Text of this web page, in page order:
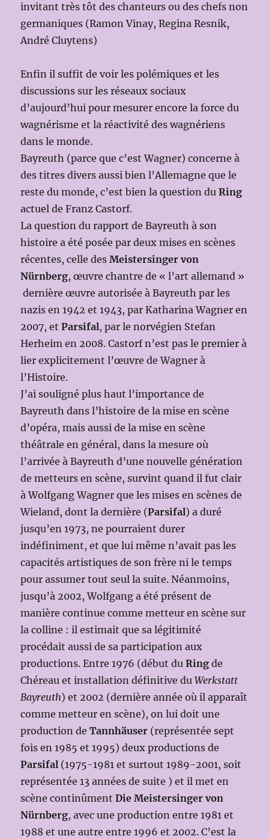
invitant très tôt des chanteurs ou des chefs non
germaniques (Ramon Vinay, Regina Resnik,
André Cluytens)
Enfin il suffit de voir les polémiques et les
discussions sur les réseaux sociaux
d’aujourd’hui pour mesurer encore la force du
wagnérisme et la réactivité des wagnériens
dans le monde.
Bayreuth (parce que c’est Wagner) concerne à
des titres divers aussi bien l’Allemagne que le
reste du monde, c’est bien la question duRing
actuel de Franz Castorf.
La question du rapport de Bayreuth à son
histoire a été posée par deux mises en scènes
récentes, celle desMeistersinger von
Nürnberg, œuvre chantre de « l’art allemand »
dernière œuvre autorisée à Bayreuth par les
nazis en 1942 et 1943, par Katharina Wagner en
2007, etParsifal, par le norvégien Stefan
Herheim en 2008. Castorf n’est pas le premier à
lier explicitement l’œuvre de Wagner à
l’Histoire.
J’ai souligné plus haut l’importance de
Bayreuth dans l’histoire de la mise en scène
d’opéra, mais aussi de la mise en scène
théâtrale en général, dans la mesure où
l’arrivée à Bayreuth d’une nouvelle génération
de metteurs en scène, survint quand il fut clair
à Wolfgang Wagner que les mises en scènes de
Wieland, dont la dernière (Parsifal) a duré
jusqu’en 1973, ne pourraient durer
indéfiniment, et que lui même n’avait pas les
capacités artistiques de son frère ni le temps
pour assumer tout seul la suite. Néanmoins,
jusqu’à 2002, Wolfgang a été présent de
manière continue comme metteur en scène sur
la colline : il estimait que sa légitimité
procédait aussi de sa participation aux
productions. Entre 1976 (début duRing de
Chéreau et installation définitive duWerkstatt
Bayreuth) et 2002 (dernière année où il apparaît
comme metteur en scène), on lui doit une
production deTannhäuser (représentée sept
fois en 1985 et 1995) deux productions de
Parsifal (1975-1981 et surtout 1989-2001, soit
représentée 13 années de suite ) et il met en
scène continûmentDie Meistersinger von
Nürnberg, avec une production entre 1981 et
1988 et une autre entre 1996 et 2002. C’est la